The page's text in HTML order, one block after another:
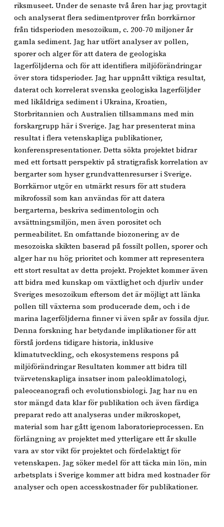
riksmuseet. Under de senaste två åren har jag provtagit
och analyserat flera sedimentprover från borrkärnor
från tidsperioden mesozoikum, c. 200-70 miljoner år
gamla sediment. Jag har utfört analyser av pollen,
sporer och alger för att datera de geologiska
lagerföljderna och för att identifiera miljöförändringar
över stora tidsperioder. Jag har uppnått viktiga resultat,
daterat och korrelerat svenska geologiska lagerföljder
med likåldriga sediment i Ukraina, Kroatien,
Storbritannien och Australien tillsammans med min
forskargrupp här i Sverige. Jag har presenterat mina
resultat i flera vetenskapliga publikationer,
konferenspresentationer. Detta sökta projektet bidrar
med ett fortsatt perspektiv på stratigrafisk korrelation av
bergarter som hyser grundvattenresurser i Sverige.
Borrkärnor utgör en utmärkt resurs för att studera
mikrofossil som kan användas för att datera
bergarterna, beskriva sedimentologin och
avsättningsmiljön, men även porositet och
permeabilitet. En omfattande biozonering av de
mesozoiska skikten baserad på fossilt pollen, sporer och
alger har nu hög prioritet och kommer att representera
ett stort resultat av detta projekt. Projektet kommer även
att bidra med kunskap om växtlighet och djurliv under
Sveriges mesozoikum eftersom det är möjligt att länka
pollen till växterna som producerade dem, och i de
marina lagerföljderna finner vi även spår av fossila djur.
Denna forskning har betydande implikationer för att
förstå jordens tidigare historia, inklusive
klimatutveckling, och ekosystemens respons på
miljöförändringar Resultaten kommer att bidra till
tvärvetenskapliga insatser inom paleoklimatologi,
paleoceanografi och evolutionsbiologi. Jag har nu en
stor mängd data klar för publikation och även färdiga
preparat redo att analyseras under mikroskopet,
material som har gått igenom laboratorieprocessen. En
förlängning av projektet med ytterligare ett år skulle
vara av stor vikt för projektet och fördelaktigt för
vetenskapen. Jag söker medel för att täcka min lön, min
arbetsplats i Sverige kommer att bidra med kostnader för
analyser och open accesskostnader för publikationer.